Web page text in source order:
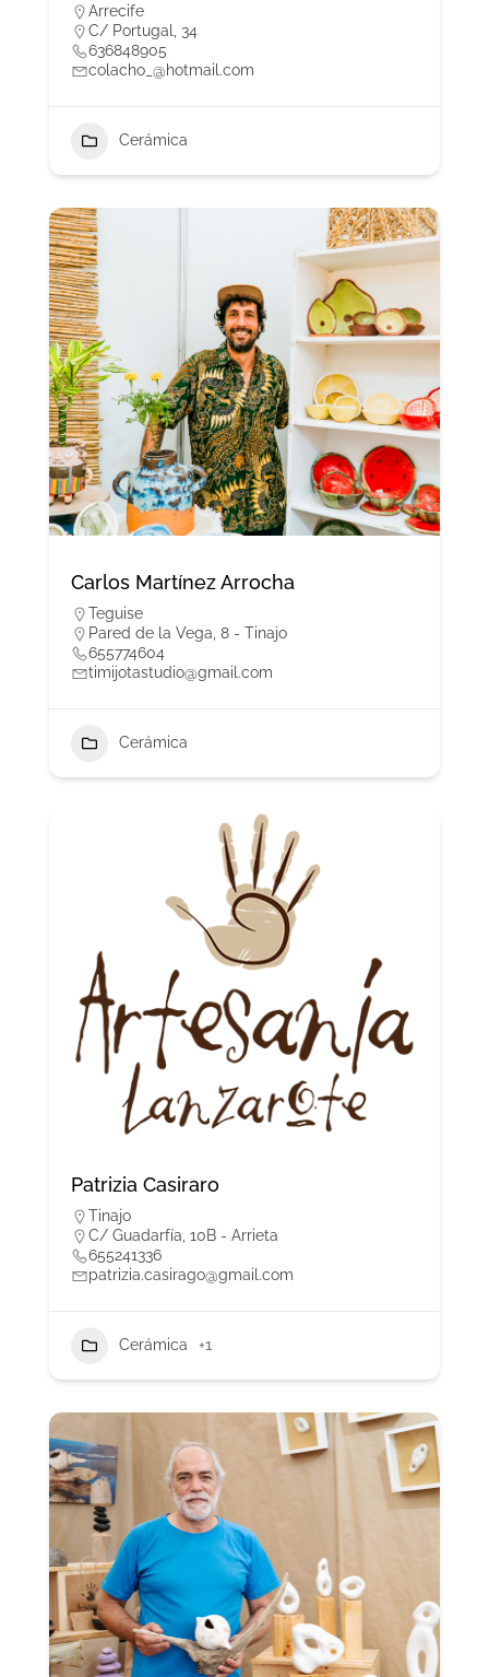
Arrecife
C/ Portugal, 34
636848905
colacho_@hotmail.com
Cerámica
Carlos Martínez Arrocha
Teguise
Pared de la Vega, 8 - Tinajo
655774604
timijotastudio@gmail.com
Cerámica
Patrizia Casiraro
Tinajo
C/ Guadarfía, 10B - Arrieta
655241336
patrizia.casirago@gmail.com
Cerámica +1